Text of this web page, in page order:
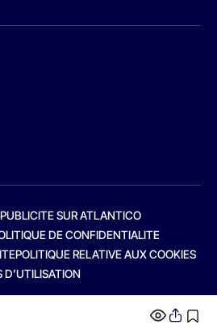
PUBLICITE SUR ATLANTICO
DE CONFIDENTIALITE
POLITIQUE RELATIVE AUX COOKIES
D’UTILISATION